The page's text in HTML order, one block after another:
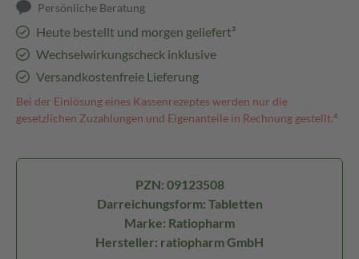
Persönliche Beratung
Heute bestellt und morgen geliefert³
Wechselwirkungscheck inklusive
Versandkostenfreie Lieferung
Bei der Einlösung eines Kassenrezeptes werden nur die
gesetzlichen Zuzahlungen und Eigenanteile in Rechnung gestellt.⁴
PZN: 09123508
Darreichungsform: Tabletten
Marke: Ratiopharm
Hersteller: ratiopharm GmbH